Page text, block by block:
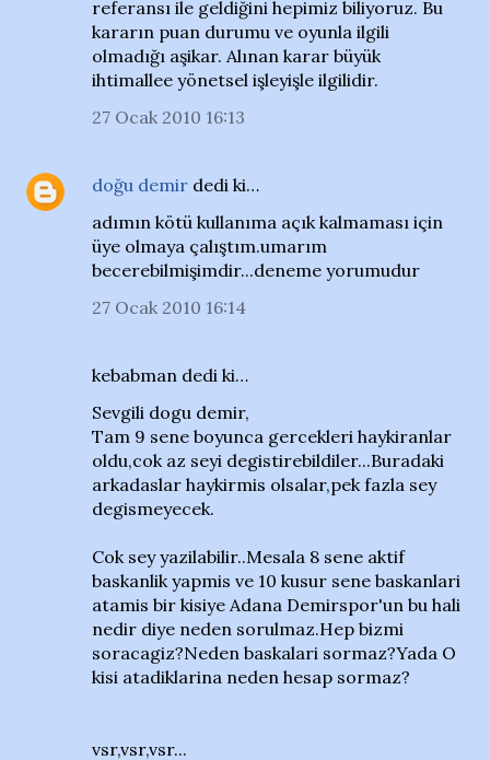
referansı ile geldiğini hepimiz biliyoruz. Bu
kararın puan durumu ve oyunla ilgili
olmadığı aşikar. Alınan karar büyük
ihtimallee yönetsel işleyişle ilgilidir.
27 Ocak 2010 16:13
doğu demir dedi ki…
adımın kötü kullanıma açık kalmaması için
üye olmaya çalıştım.umarım
becerebilmişimdir...deneme yorumudur
27 Ocak 2010 16:14
kebabman dedi ki…
Sevgili dogu demir,
Tam 9 sene boyunca gercekleri haykiranlar
oldu,cok az seyi degistirebildiler...Buradaki
arkadaslar haykirmis olsalar,pek fazla sey
degismeyecek.
Cok sey yazilabilir..Mesala 8 sene aktif
baskanlik yapmis ve 10 kusur sene baskanlari
atamis bir kisiye Adana Demirspor'un bu hali
nedir diye neden sorulmaz.Hep bizmi
soracagiz?Neden baskalari sormaz?Yada O
kisi atadiklarina neden hesap sormaz?
vsr,vsr,vsr...